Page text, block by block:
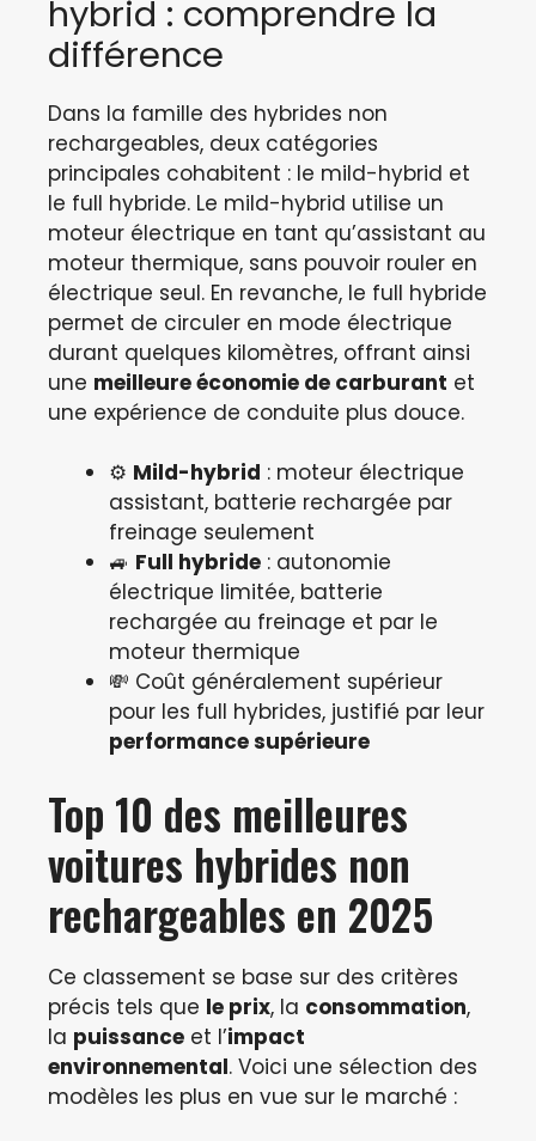
hybrid : comprendre la
différence
Dans la famille des hybrides non
rechargeables, deux catégories
principales cohabitent : le mild-hybrid et
le full hybride. Le mild-hybrid utilise un
moteur électrique en tant qu’assistant au
moteur thermique, sans pouvoir rouler en
électrique seul. En revanche, le full hybride
permet de circuler en mode électrique
durant quelques kilomètres, offrant ainsi
une meilleure économie de carburant et
une expérience de conduite plus douce.
⚙️ Mild-hybrid : moteur électrique
assistant, batterie rechargée par
freinage seulement
🚙 Full hybride : autonomie
électrique limitée, batterie
rechargée au freinage et par le
moteur thermique
💸 Coût généralement supérieur
pour les full hybrides, justifié par leur
performance supérieure
Top 10 des meilleures
voitures hybrides non
rechargeables en 2025
Ce classement se base sur des critères
précis tels que le prix, la consommation,
la puissance et l’impact
environnemental. Voici une sélection des
modèles les plus en vue sur le marché :